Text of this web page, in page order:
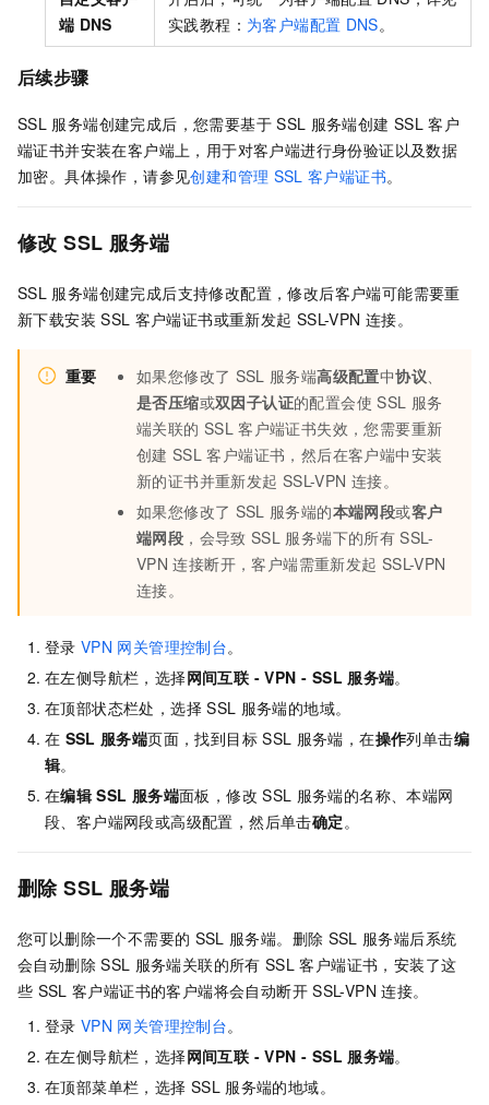
端 DNS
实践教程： 为客户端配置 DNS。
后续步骤
SSL 服务端创建完成后，您需要基于 SSL 服务端创建 SSL 客户
端证书并安装在客户端上，用于对客户端进行身份验证以及数据
加密。具体操作，请参见创建和管理 SSL 客户端证书。
修改 SSL 服务端
SSL 服务端创建完成后支持修改配置，修改后客户端可能需要重
新下载安装 SSL 客户端证书或重新发起 SSL-VPN 连接。
重要 如果您修改了 SSL 服务端高级配置中协议、
是否压缩或双因子认证的配置会使 SSL 服务
端关联的 SSL 客户端证书失效，您需要重新
创建 SSL 客户端证书，然后在客户端中安装
新的证书并重新发起 SSL-VPN 连接。
如果您修改了 SSL 服务端的本端网段或客户
端网段 ，会导致 SSL 服务端下的所有 SSL-
VPN 连接断开，客户端需重新发起 SSL-VPN
连接。
登录 VPN 网关管理控制台。
在左侧导航栏，选择网间互联 - VPN - SSL 服务端。
在顶部状态栏处，选择 SSL 服务端的地域。
在 SSL 服务端页面，找到目标 SSL 服务端，在操作列单击编
辑。
在编辑 SSL 服务端面板，修改 SSL 服务端的名称、本端网
段、客户端网段或高级配置，然后单击确定。
删除 SSL 服务端
您可以删除一个不需要的 SSL 服务端。删除 SSL 服务端后系统
会自动删除 SSL 服务端关联的所有 SSL 客户端证书，安装了这
些 SSL 客户端证书的客户端将会自动断开 SSL-VPN 连接。
登录 VPN 网关管理控制台。
在左侧导航栏，选择网间互联 - VPN - SSL 服务端。
在顶部菜单栏，选择 SSL 服务端的地域。